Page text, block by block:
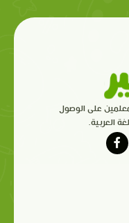
على الوصول
العربية.